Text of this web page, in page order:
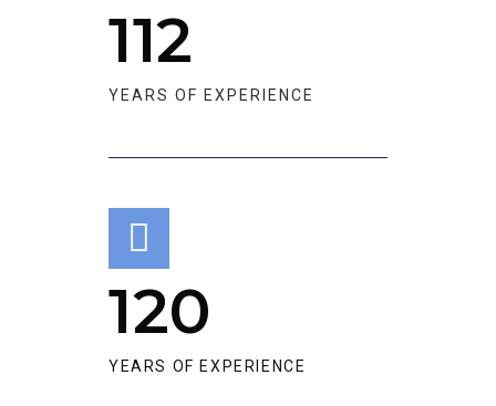
112
YEARS OF EXPERIENCE​​
120
YEARS OF EXPERIENCE​